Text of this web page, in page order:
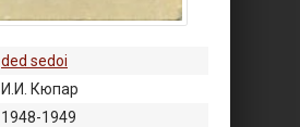
ded sedoi
И.И. Кюпар
1948-1949